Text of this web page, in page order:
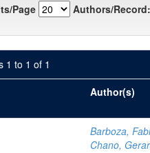
Page Authors/Record:
1 to 1 of 1
Author(s)
Barboza,
Chano,